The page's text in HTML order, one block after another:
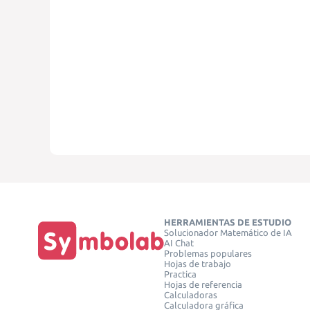
HERRAMIENTAS DE ESTUDIO
Solucionador Matemático de IA
AI Chat
Problemas populares
Hojas de trabajo
Practica
Hojas de referencia
Calculadoras
Calculadora gráfica